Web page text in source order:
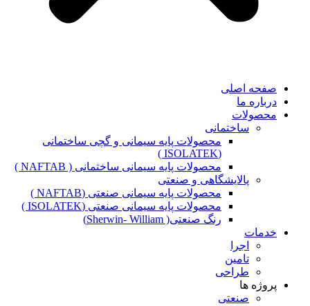
صفحه اصلی
درباره ما
محصولات
ساختمانی
محصولات پایه سیمانی و گچی ساختمانی
(ISOLATEK )
محصولات پایه سیمانی ساختمانی ( NAFTAB )
پالایشگاهی و صنعتی
محصولات پایه سیمانی صنعتی (NAFTAB )
محصولات پایه سیمانی صنعتی (ISOLATEK )
رنگ صنعتی( Sherwin- William)
خدمات
اجرا
تامین
طراحی
پروژه ها
صنعتی